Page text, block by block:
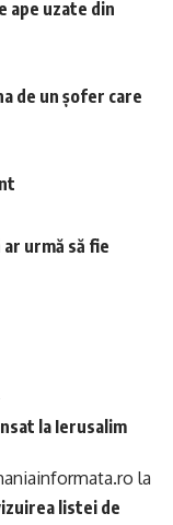
ape uzate din
de un șofer care
urmă să fie
la Ierusalim
la
listei de